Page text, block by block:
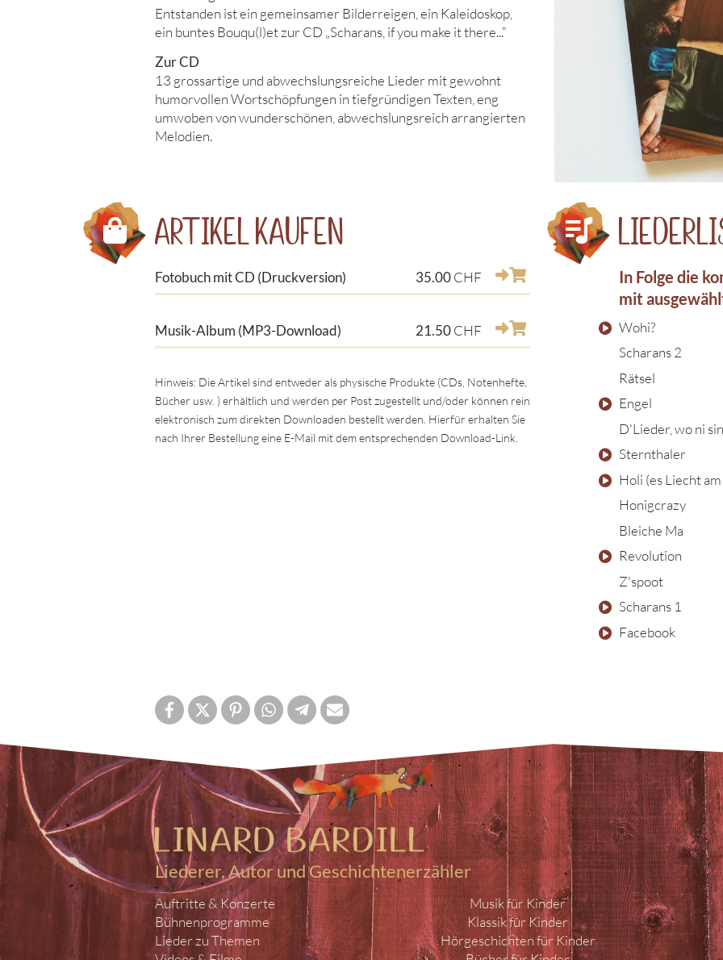
Entstanden ist ein gemeinsamer Bilderreigen, ein Kaleidoskop,
ein buntes Bouqu(l)et zur CD „Scharans, if you make it there...“
Zur CD
13 grossartige und abwechslungsreiche Lieder mit gewohnt
humorvollen Wortschöpfungen in tiefgründigen Texten, eng
umwoben von wunderschönen, abwechslungsreich arrangierten
Melodien.
Artikel kaufen
Fotobuch mit CD (Druckversion) 35.00CHF
Musik-Album (MP3-Download) 21.50CHF
Hinweis: Die Artikel sind entweder als physische Produkte (CDs, Notenhefte,
Bücher usw. ) erhältlich und werden per Post zugestellt und/oder können rein
elektronisch zum direkten Downloaden bestellt werden. Hierfür erhalten Sie
nach Ihrer Bestellung eine E-Mail mit dem entsprechenden Download-Link.
In Folge die
mit
Wohi?
Scharans 2
Rätsel
Engel
D'Lieder, wo ni
Sternthaler
Holi (es Liecht
Honigcrazy
Bleiche Ma
Revolution
Z'spoot
Scharans 1
Facebook
Liederer, Autor und Geschichtenerzähler
Auftritte & Konzerte
Bühnenprogramme
Lieder zu Themen
Musik für Kinder
Klassik für Kinder
Hörgeschichten für Kinder